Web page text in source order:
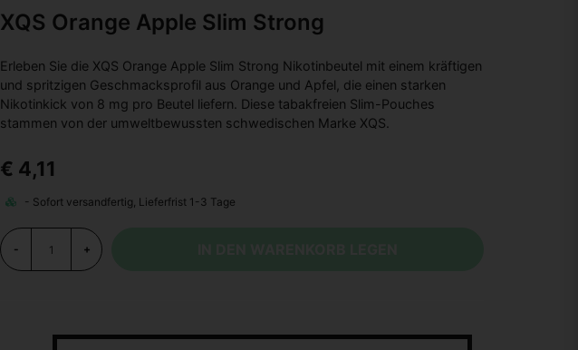
XQS Orange Apple Slim Strong
Erleben Sie die XQS Orange Apple Slim Strong Nikotinbeutel mit einem kräftigen
und spritzigen Geschmacksprofil aus Orange und Apfel, die einen starken
Nikotinkick von 8 mg pro Beutel liefern. Diese tabakfreien Slim-Pouches
stammen von der umweltbewussten schwedischen Marke XQS.
€ 4,11
- +